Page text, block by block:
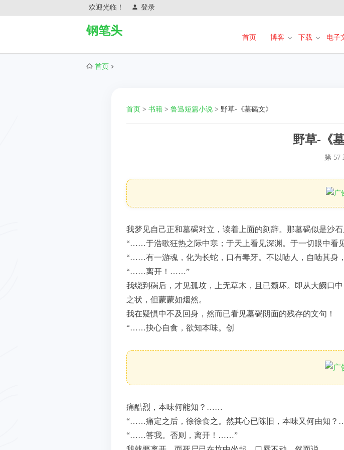
欢迎光临！ 登录
钢笔头
首页 博客 下载 电子
首页
首页 > 书籍 > 鲁迅短篇小说 > 野草-《墓碣文》
野草-《
第 57
我梦见自己正和墓碣对立，读着上面的刻辞。那墓碣似是沙
“……于浩歌狂热之际中寒；于天上看见深渊。于一切眼中
“……有一游魂，化为长蛇，口有毒牙。不以啮人，自啮其
“……离开！……”
我绕到碣后，才见孤坟，上无草木，且已颓坏。即从大阙口
之状，但蒙蒙如烟然。
我在疑惧中不及回身，然而已看见墓碣阴面的残存的文句！
“……抉心自食，欲知本味。创
痛酷烈，本味何能知？……
“……痛定之后，徐徐食之。然其心已陈旧，本味又何由知
“……答我。否则，离开！……”